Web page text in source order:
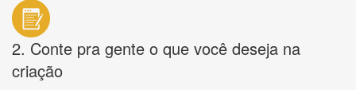
2. Conte pra gente o que você deseja na
criação